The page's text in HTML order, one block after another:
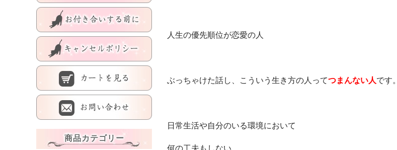
人生の優先順位が恋愛の人
ぶっちゃけた話し、こういう生き方の人ってつまんない人です。
日常生活や自分のいる環境において
何の工夫もしない
商品カテゴリー